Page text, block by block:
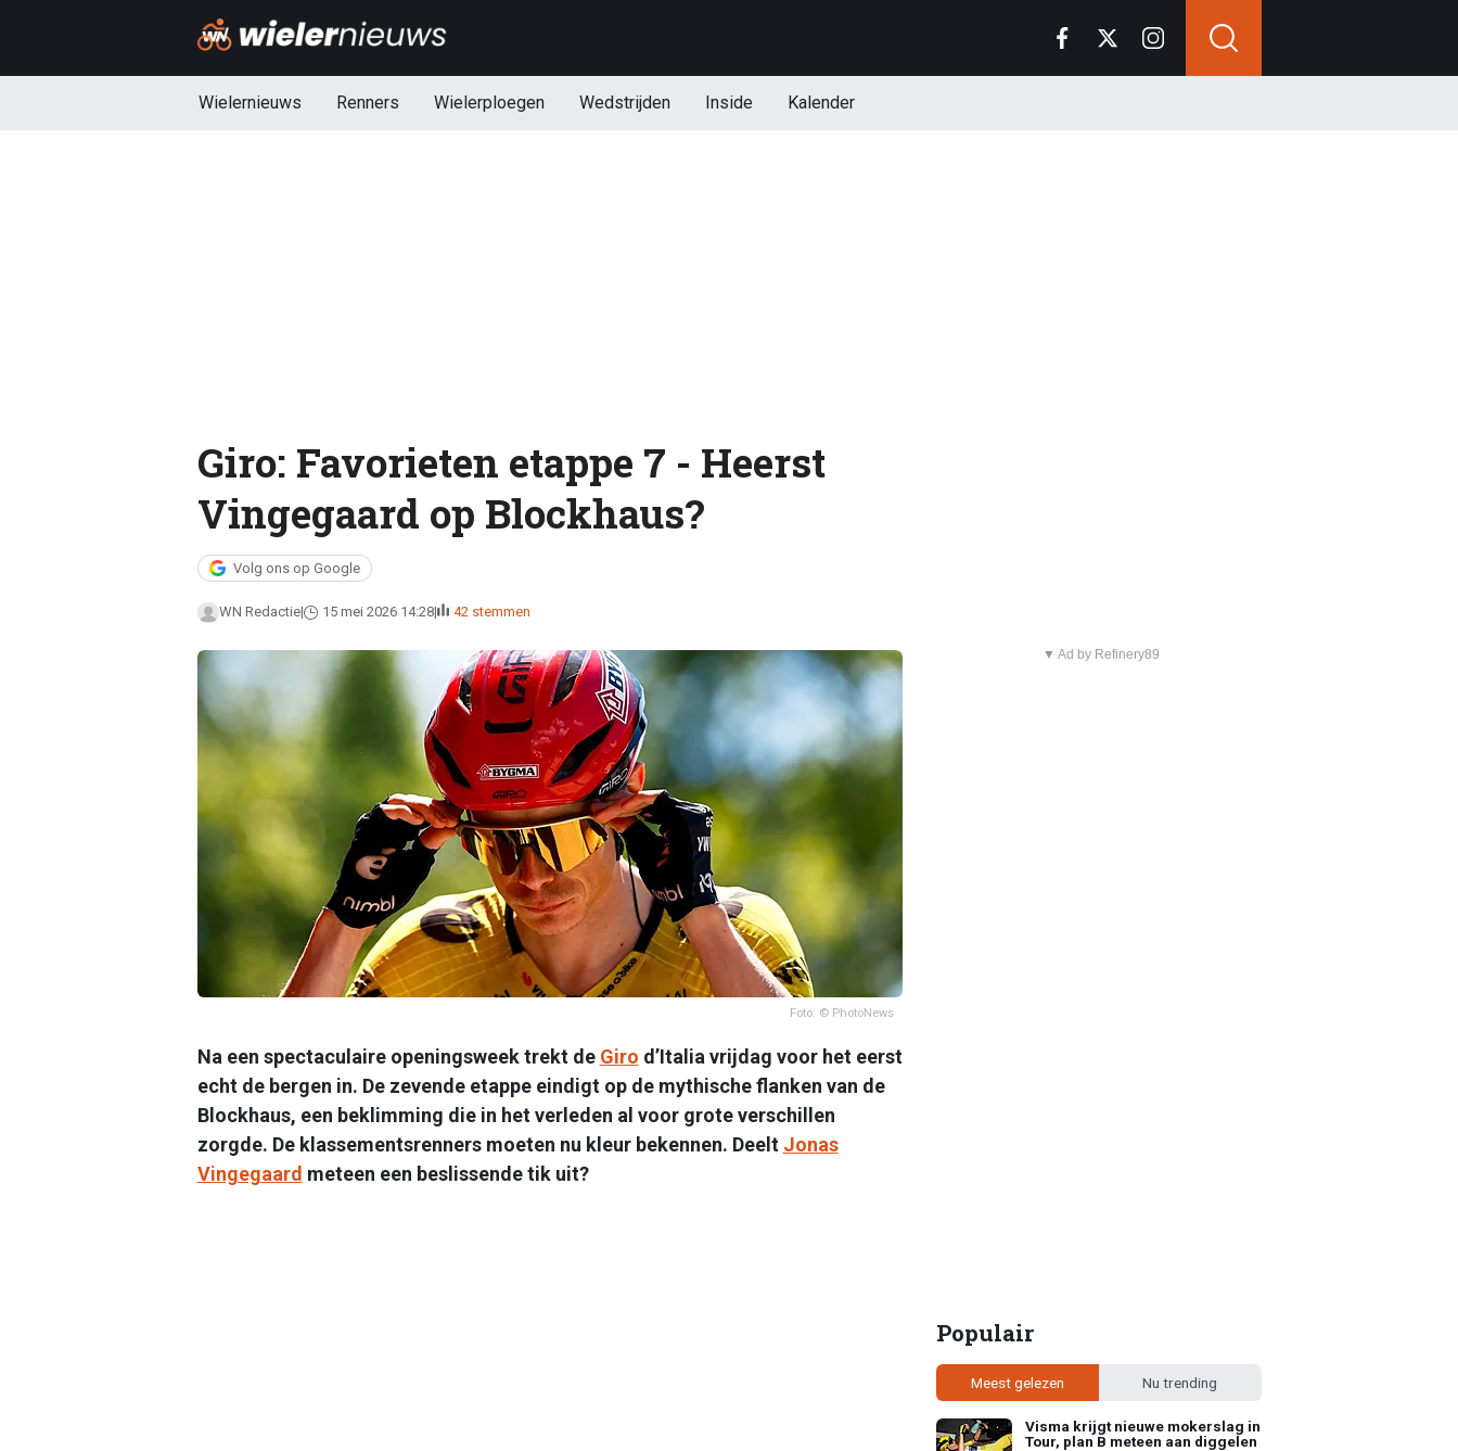
Wielernieuws Renners Wielerploegen Wedstrijden Inside Kalender
Giro: Favorieten etappe 7 - Heerst
Vingegaard op Blockhaus?
Volg ons op Google
WN Redactie 15 mei 2026 14:28 42 stemmen
Foto: © PhotoNews
Na een spectaculaire openingsweek trekt de Giro d’Italia vrijdag voor het eerst
echt de bergen in. De zevende etappe eindigt op de mythische flanken van de
Blockhaus, een beklimming die in het verleden al voor grote verschillen
zorgde. De klassementsrenners moeten nu kleur bekennen. Deelt Jonas
Vingegaard meteen een beslissende tik uit?
▼ Ad by Refinery89
Populair
Meest gelezen Nu trending
Visma krijgt nieuwe mokerslag in
Tour, plan B meteen aan diggelen